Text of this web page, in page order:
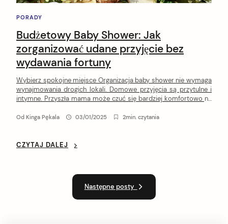
PORADY
Budżetowy Baby Shower: Jak
zorganizować udane przyjęcie bez
wydawania fortuny
Wybierz spokojne miejsce Organizacja baby shower nie wymaga
wynajmowania drogich lokali. Domowe przyjęcia są przytulne i
intymne. Przyszła mama może czuć się bardziej komfortowo na
w parku to także świetna opcja. Warto mieć plan awaryjny lub
Od Kinga Pękala 03/01/2025 2min. czytania
CZYTAJ DALEJ
Następne posty